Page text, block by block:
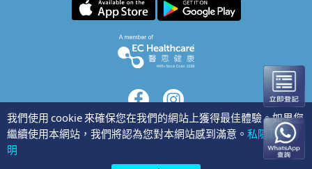
我們使用 cookie 來確保您在我們的網站上獲得最佳體驗。如果您
繼續使用本網站，我們將認為您對本網站感到滿意。 私隱政策聲
明
隱私聲明